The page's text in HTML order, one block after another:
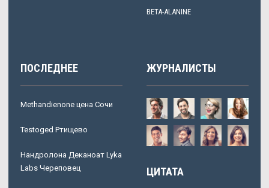
BETA-ALANINE
ПОСЛЕДНЕЕ
Methandienone цена Сочи
Testoged Ртищево
Нандролона Деканоат Lyka
Labs Череповец
ЖУРНАЛИСТЫ
ЦИТАТА